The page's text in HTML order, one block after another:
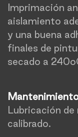
Imprimación
aislamiento
y una buena
finales de
secado a
Lubricación
calibrado.